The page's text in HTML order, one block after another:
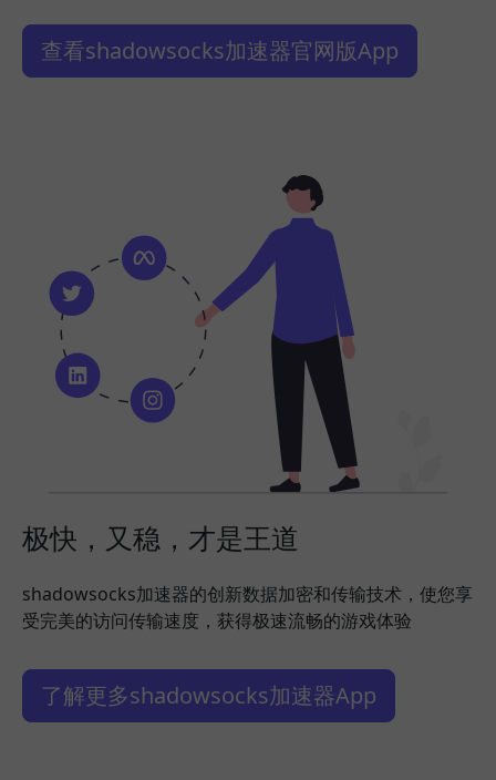
查看shadowsocks加速器官网版App
极快，又稳，才是王道
shadowsocks加速器的创新数据加密和传输技术，使您享
受完美的访问传输速度，获得极速流畅的游戏体验
了解更多shadowsocks加速器App